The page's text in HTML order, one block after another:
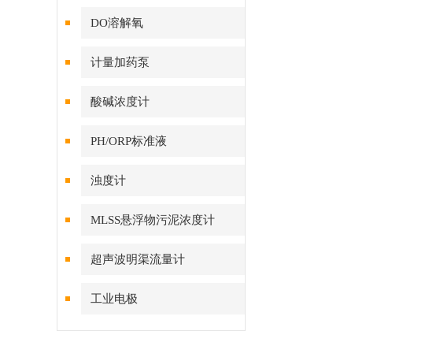
DO溶解氧
计量加药泵
酸碱浓度计
PH/ORP标准液
浊度计
MLSS悬浮物污泥浓度计
超声波明渠流量计
工业电极